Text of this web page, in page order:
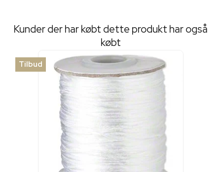
Kunder der har købt dette produkt har også
købt
Tilbud